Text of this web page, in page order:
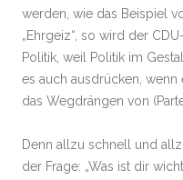
werden, wie das Beispiel
„Ehrgeiz“, so wird der
Politik, weil Politik im
es auch ausdrücken,
das Wegdrängen von
Denn allzu schnell und
der Frage: „Was ist dir